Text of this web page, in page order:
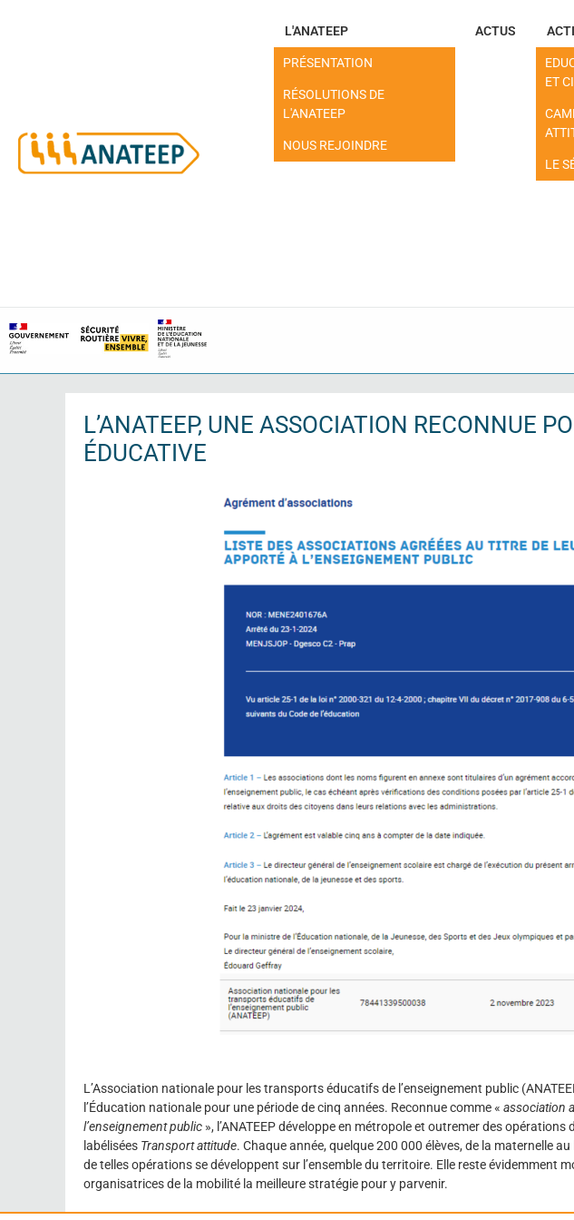
L'ANATEEP
PRÉSENTATION
RÉSOLUTIONS DE
L'ANATEEP
NOUS REJOINDRE
ACTUS
ET
LE
L’ANATEEP, UNE ASSOCIATION RECONNUE
ÉDUCATIVE
L’Association nationale pour les transports éducatifs de l’enseignement public
l’Éducation nationale pour une période de cinq années. Reconnue comme « association
l’enseignement public », l’ANATEEP développe en métropole et outremer des
labélisées Transport attitude. Chaque année, quelque 200 000 élèves, de la maternelle
de telles opérations se développent sur l’ensemble du territoire. Elle reste évidemment
organisatrices de la mobilité la meilleure stratégie pour y parvenir.